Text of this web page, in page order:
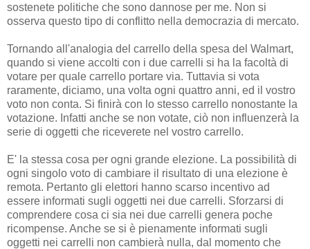
sostenete politiche che sono dannose per me. Non si
osserva questo tipo di conflitto nella democrazia di mercato.
Tornando all'analogia del carrello della spesa del Walmart,
quando si viene accolti con i due carrelli si ha la facoltà di
votare per quale carrello portare via. Tuttavia si vota
raramente, diciamo, una volta ogni quattro anni, ed il vostro
voto non conta. Si finirà con lo stesso carrello nonostante la
votazione. Infatti anche se non votate, ciò non influenzerà la
serie di oggetti che riceverete nel vostro carrello.
E' la stessa cosa per ogni grande elezione. La possibilità di
ogni singolo voto di cambiare il risultato di una elezione è
remota. Pertanto gli elettori hanno scarso incentivo ad
essere informati sugli oggetti nei due carrelli. Sforzarsi di
comprendere cosa ci sia nei due carrelli genera poche
ricompense. Anche se si è pienamente informati sugli
oggetti nei carrelli non cambierà nulla, dal momento che